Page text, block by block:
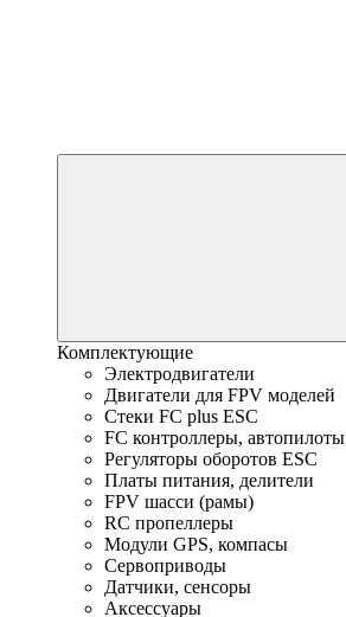
Комплектующие
Электродвигатели
Двигатели для FPV моделей
Стеки FC plus ESC
FC контроллеры, автопилоты
Регуляторы оборотов ESC
Платы питания, делители
FPV шасси (рамы)
RC пропеллеры
Модули GPS, компасы
Сервоприводы
Датчики, сенсоры
Аксессуары